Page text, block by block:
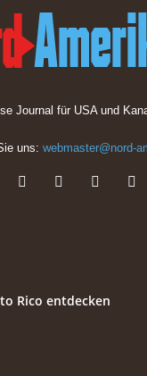
Journal für USA und
uns: webmaster@nord-
Rico entdecken